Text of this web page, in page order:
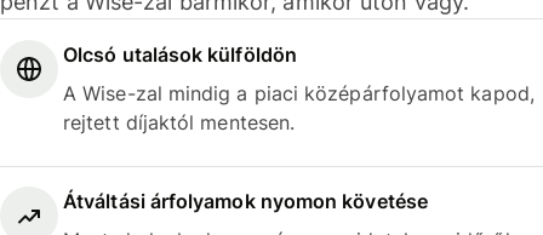
Olcsó utalások külföldön
A Wise-zal mindig a piaci középárfolyamot kapod,
rejtett díjaktól mentesen.
Átváltási árfolyamok nyomon követése